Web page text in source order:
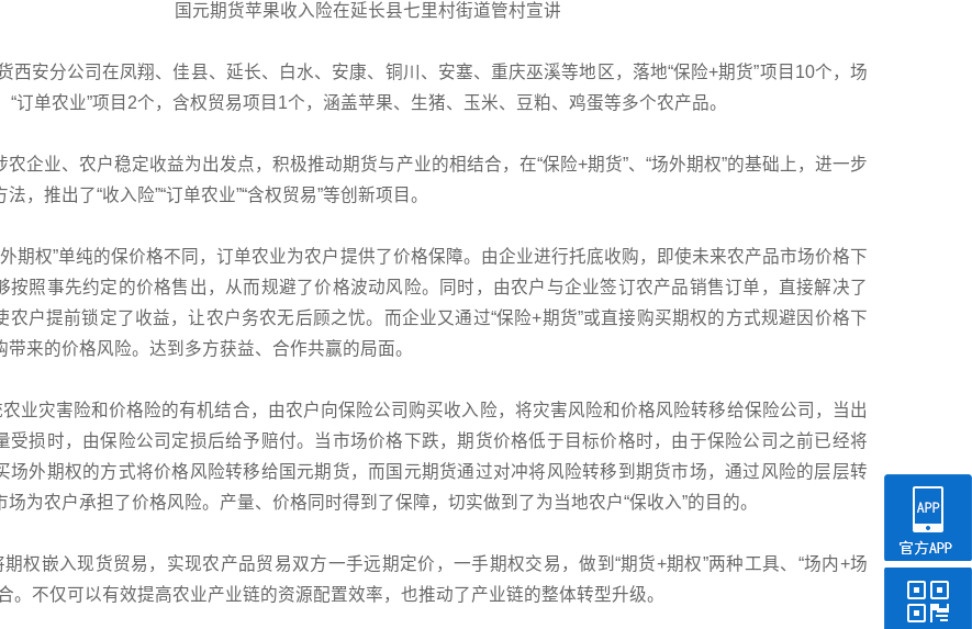
国元期货苹果收入险在延长县七里村街道管村宣讲
西安分公司在凤翔、佳县、延长、白水、安康、铜川、安塞、重庆巫溪等地区，落地“保险+期货”项目10个，场
“订单农业”项目2个，含权贸易项目1个，涵盖苹果、生猪、玉米、豆粕、鸡蛋等多个农产品。
农企业、农户稳定收益为出发点，积极推动期货与产业的相结合，在“保险+期货”、“场外期权”的基础上，进一步
，推出了“收入险”“订单农业”“含权贸易”等创新项目。
外期权”单纯的保价格不同，订单农业为农户提供了价格保障。由企业进行托底收购，即使未来农产品市场价格下
按照事先约定的价格售出，从而规避了价格波动风险。同时，由农户与企业签订农产品销售订单，直接解决了
农户提前锁定了收益，让农户务农无后顾之忧。而企业又通过“保险+期货”或直接购买期权的方式规避因价格下
带来的价格风险。达到多方获益、合作共赢的局面。
农业灾害险和价格险的有机结合，由农户向保险公司购买收入险，将灾害风险和价格风险转移给保险公司，当出
受损时，由保险公司定损后给予赔付。当市场价格下跌，期货价格低于目标价格时，由于保险公司之前已经将
场外期权的方式将价格风险转移给国元期货，而国元期货通过对冲将风险转移到期货市场，通过风险的层层转
为农户承担了价格风险。产量、价格同时得到了保障，切实做到了为当地农户“保收入”的目的。
期权嵌入现货贸易，实现农产品贸易双方一手远期定价，一手期权交易，做到“期货+期权”两种工具、“场内+场
。不仅可以有效提高农业产业链的资源配置效率，也推动了产业链的整体转型升级。